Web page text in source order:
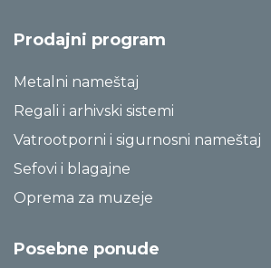
Prodajni program
Metalni nameštaj
Regali i arhivski sistemi
Vatrootporni i sigurnosni nameštaj
Sefovi i blagajne
Oprema za muzeje
Posebne ponude